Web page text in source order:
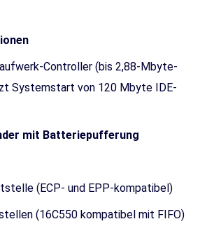
Controller (bis 2,88-Mbyte-
Systemstart von 120 Mbyte IDE-
mit Batteriepufferung
(ECP- und EPP-kompatibel)
(16C550 kompatibel mit FIFO)